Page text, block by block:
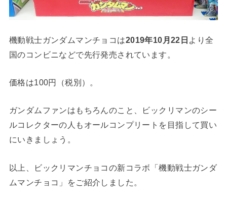
機動戦士ガンダムマンチョコは2019年10月22日 より全
国のコンビニなどで先行発売されています。
価格は100円（税別）。
ガンダムファンはもちろんのこと、ビックリマンのシー
ルコレクターの人もオールコンプリートを目指して買い
にいきましょう。
以上、ビックリマンチョコの新コラボ「機動戦士ガンダ
ムマンチョコ」をご紹介しました。